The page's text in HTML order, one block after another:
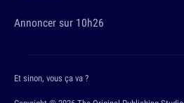
Annoncer sur 10h26
Et sinon, vous ça va ?